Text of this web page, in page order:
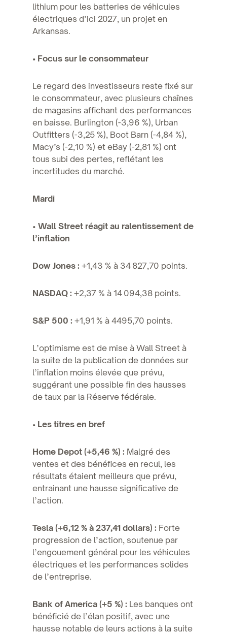
lithium pour les batteries de véhicules
électriques d’ici 2027, un projet en
Arkansas.
• Focus sur le consommateur
Le regard des investisseurs reste fixé sur
le consommateur, avec plusieurs chaînes
de magasins affichant des performances
en baisse. Burlington (-3,96 %), Urban
Outfitters (-3,25 %), Boot Barn (-4,84 %),
Macy’s (-2,10 %) et eBay (-2,81 %) ont
tous subi des pertes, reflétant les
incertitudes du marché.
Mardi
• Wall Street réagit au ralentissement de
l’inflation
Dow Jones : +1,43 % à 34 827,70 points.
NASDAQ : +2,37 % à 14 094,38 points.
S&P 500 : +1,91 % à 4495,70 points.
L’optimisme est de mise à Wall Street à
la suite de la publication de données sur
l’inflation moins élevée que prévu,
suggérant une possible fin des hausses
de taux par la Réserve fédérale.
• Les titres en bref
Home Depot (+5,46 %) : Malgré des
ventes et des bénéfices en recul, les
résultats étaient meilleurs que prévu,
entrainant une hausse significative de
l’action.
Tesla (+6,12 % à 237,41 dollars) : Forte
progression de l’action, soutenue par
l’engouement général pour les véhicules
électriques et les performances solides
de l’entreprise.
Bank of America (+5 %) : Les banques ont
bénéficié de l’élan positif, avec une
hausse notable de leurs actions à la suite